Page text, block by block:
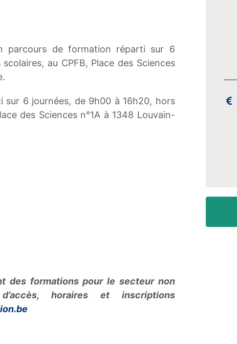
parcours de formation réparti sur 6
au CPFB, Place des Sciences
sur 6 journées, de 9h00 à 16h20, hors
des Sciences n°1A à 1348 Louvain-
des formations pour le secteur non
horaires et inscriptions